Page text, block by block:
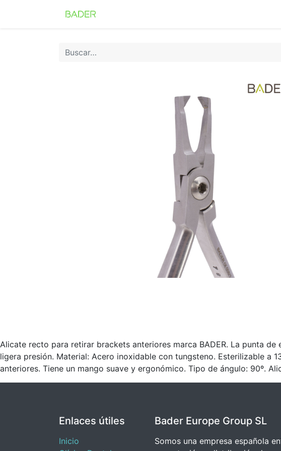
Alicate recto para retirar brackets anteriores marca BADER. La punta
ligera presión. Material: Acero inoxidable con tungsteno. Esterilizable a
anteriores. Tiene un mango suave y ergonómico. Tipo de ángulo: 90º.
Enlaces útiles
Inicio
Bader Europe Group SL
Somos una empresa española